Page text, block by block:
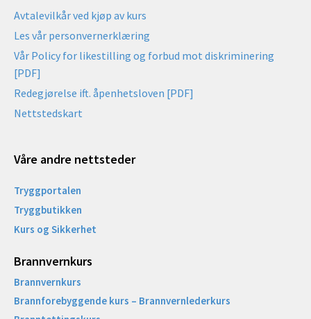
Avtalevilkår ved kjøp av kurs
Les vår personvernerklæring
Vår Policy for likestilling og forbud mot diskriminering
[PDF]
Redegjørelse ift. åpenhetsloven [PDF]
Nettstedskart
Våre andre nettsteder
Tryggportalen
Tryggbutikken
Kurs og Sikkerhet
Brannvernkurs
Brannvernkurs
Brannforebyggende kurs – Brannvernlederkurs